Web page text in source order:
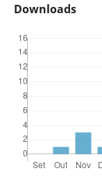
Downloads